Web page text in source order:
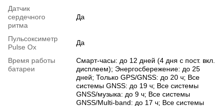
Датчик
сердечного
ритма
Да
Пульсоксиметр
Pulse Ox
Да
Время работы
батареи
Смарт-часы: до 12 дней (4 дня с пост. вкл.
дисплеем); Энергосбережение: до 25
дней; Только GPS/GNSS: до 20 ч; Все
системы GNSS: до 19 ч; Все системы
GNSS/музыка: до 9 ч; Все системы
GNSS/Multi-band: до 17 ч; Все системы